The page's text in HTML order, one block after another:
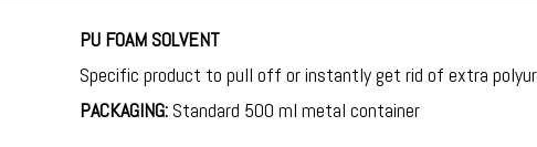
PU FOAM SOLVENT
Specific product to pull off or instantly get rid of extra
PACKAGING: Standard 500 ml metal container